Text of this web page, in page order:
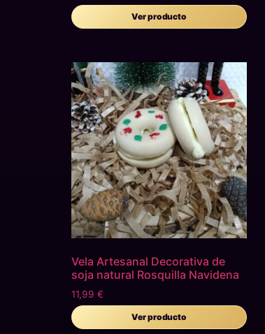
Ver producto
Vela Artesanal Decorativa de
soja natural Rosquilla Navidena
11,99 €
Ver producto